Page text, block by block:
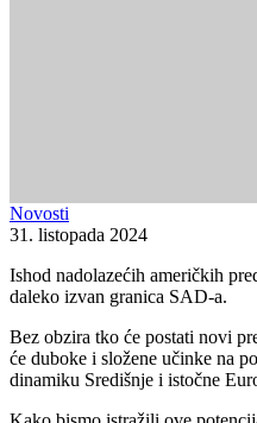
Novosti
31. listopada 2024
Ishod nadolazećih američkih
daleko izvan granica SAD-a.
Bez obzira tko će postati novi
će duboke i složene učinke na
dinamiku Središnje i istočne